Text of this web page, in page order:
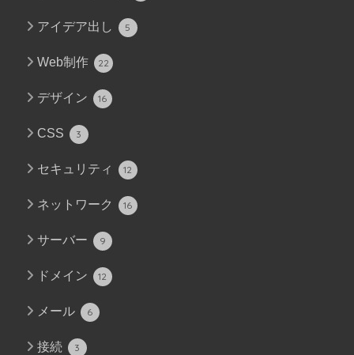
アイデア出し 5
Web制作 22
デザイン 16
CSS 3
セキュリティ 12
ネットワーク 16
サーバー 9
ドメイン 12
メール 6
接続 3